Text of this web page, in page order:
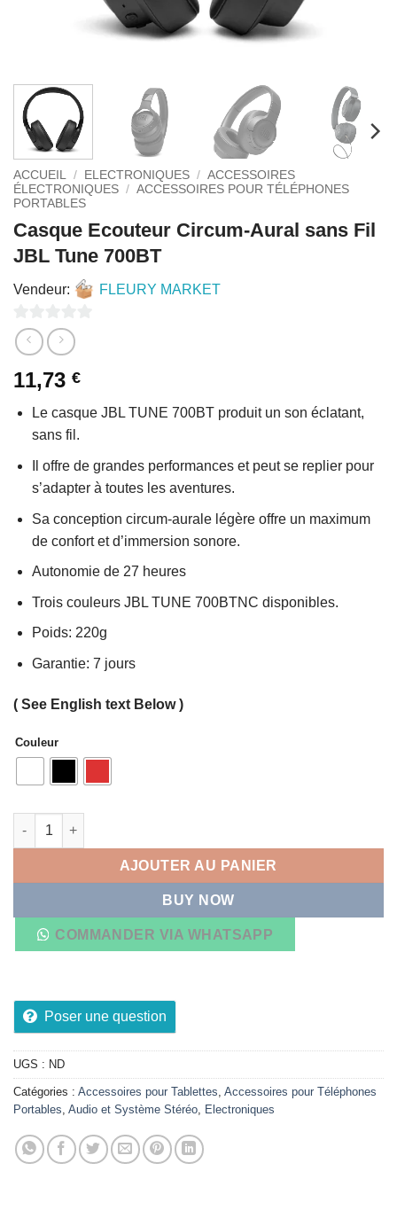
ACCUEIL / ELECTRONIQUES / ACCESSOIRES
ÉLECTRONIQUES / ACCESSOIRES POUR TÉLÉPHONES
PORTABLES
Casque Ecouteur Circum-Aural sans Fil
JBL Tune 700BT
Vendeur: FLEURY MARKET
0
sur
5
11,73 €
Le casque JBL TUNE 700BT produit un son éclatant,
sans fil.
Il offre de grandes performances et peut se replier pour
s’adapter à toutes les aventures.
Sa conception circum-aurale légère offre un maximum
de confort et d’immersion sonore.
Autonomie de 27 heures
Trois couleurs JBL TUNE 700BTNC disponibles.
Poids: 220g
Garantie: 7 jours
( See English text Below )
Couleur
quantité de Casque Ecouteur Circum-Aural sans Fil JBL Tune
AJOUTER AU PANIER
BUY NOW
COMMANDER VIA WHATSAPP
Poser une question
UGS : ND
Catégories : Accessoires pour Tablettes Accessoires pour Téléphones
Portables Audio et Système Stéréo Electroniques